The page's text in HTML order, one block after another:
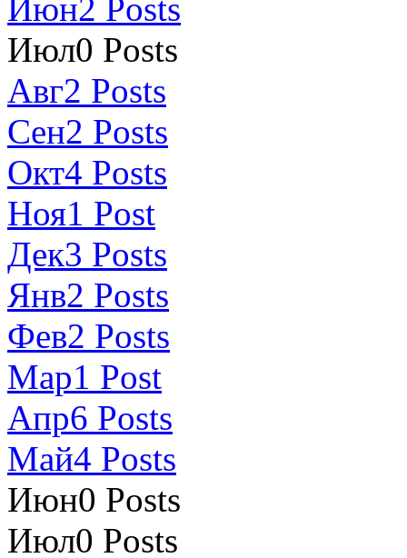
Июн2 Posts
Июл0 Posts
Авг2 Posts
Сен2 Posts
Окт4 Posts
Ноя1 Post
Дек3 Posts
Янв2 Posts
Фев2 Posts
Мар1 Post
Апр6 Posts
Май4 Posts
Июн0 Posts
Июл0 Posts